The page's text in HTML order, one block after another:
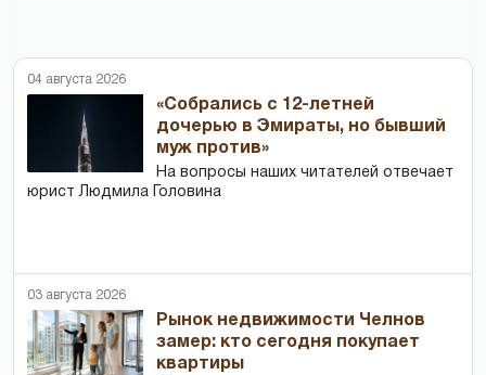
04 августа 2026
«Собрались с 12-летней
дочерью в Эмираты, но бывший
муж против»
На вопросы наших читателей отвечает
юрист Людмила Головина
03 августа 2026
Рынок недвижимости Челнов
замер: кто сегодня покупает
квартиры